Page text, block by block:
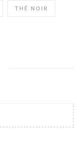
THÉ NOIR